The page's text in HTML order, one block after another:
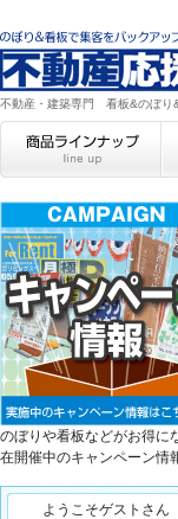
不動産・建築専門 看板&のぼり
のぼりや看板などがお得に
在開催中のキャンペーン情
ようこそゲストさん